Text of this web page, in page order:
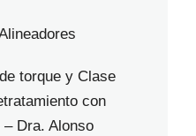
torque y Clase
con
Dra. Alonso